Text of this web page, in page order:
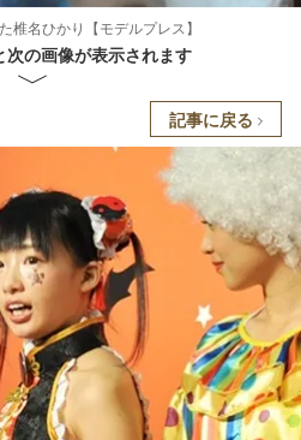
椎名ひかり【モデルプレス】
次の画像が表示されます
記事に戻る